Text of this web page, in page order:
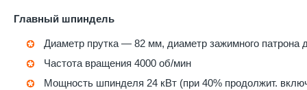
Главный шпиндель
Диаметр прутка — 82 мм, диаметр зажимного патрона
Частота вращения 4000 об/мин
Мощность шпинделя 24 кВт (при 40% продолжит.